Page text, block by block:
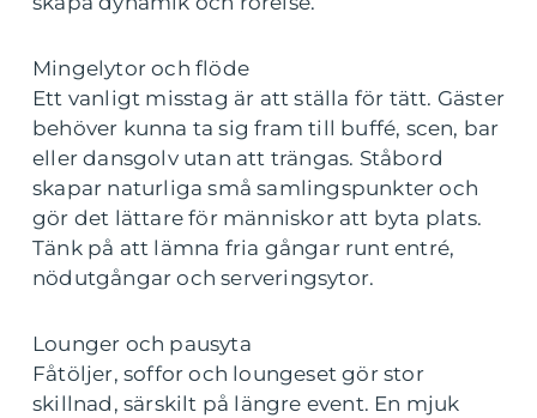
Mingelytor och flöde
Ett vanligt misstag är att ställa för tätt. Gäster
behöver kunna ta sig fram till buffé, scen, bar
eller dansgolv utan att trängas. Ståbord
skapar naturliga små samlingspunkter och
gör det lättare för människor att byta plats.
Tänk på att lämna fria gångar runt entré,
nödutgångar och serveringsytor.
Lounger och pausyta
Fåtöljer, soffor och loungeset gör stor
skillnad, särskilt på längre event. En mjuk